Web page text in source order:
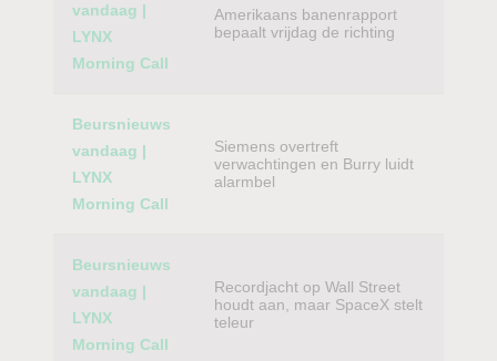
vandaag |
LYNX
Morning Call
Amerikaans banenrapport
bepaalt vrijdag de richting
Beursnieuws
vandaag |
LYNX
Morning Call
Siemens overtreft
verwachtingen en Burry luidt
alarmbel
Beursnieuws
vandaag |
LYNX
Morning Call
Recordjacht op Wall Street
houdt aan, maar SpaceX stelt
teleur